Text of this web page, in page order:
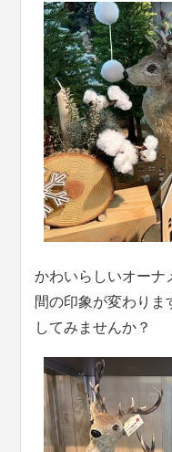
かわいらしいオーナ
間の印象が変わりま
してみませんか？